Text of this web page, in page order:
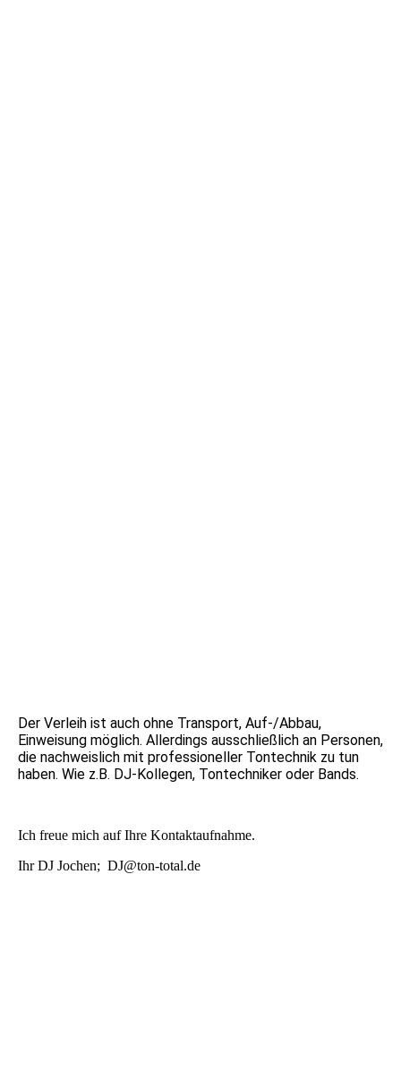
Der Verleih ist auch ohne Transport, Auf-/Abbau,
Einweisung möglich. Allerdings ausschließlich an Personen,
die nachweislich mit professioneller Tontechnik zu tun
haben. Wie z.B. DJ-Kollegen, Tontechniker oder Bands.
Ich freue mich auf Ihre Kontaktaufnahme.
Ihr DJ Jochen; DJ@ton-total.de